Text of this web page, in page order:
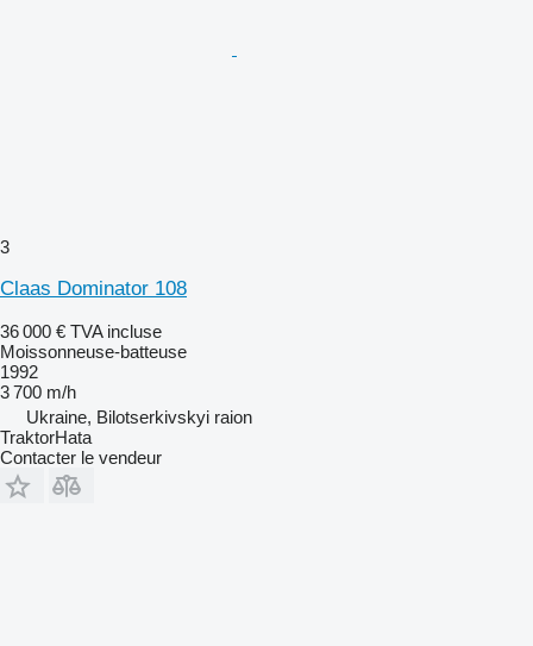
3
Claas Dominator 108
36 000 € TVA incluse
Moissonneuse-batteuse
1992
3 700 m/h
Ukraine, Bilotserkivskyi raion
TraktorHata
Contacter le vendeur